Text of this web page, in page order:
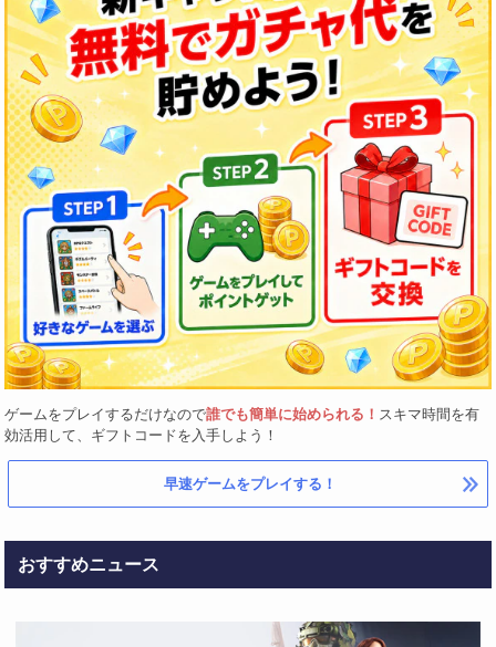
ゲームをプレイするだけなので誰でも簡単に始められる！ スキマ時間を有
効活用して、ギフトコードを入手しよう！
早速ゲームをプレイする！
おすすめニュース